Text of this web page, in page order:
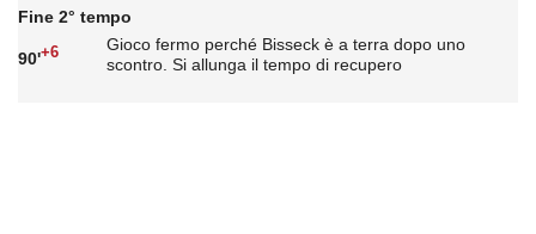
Fine 2° tempo
90'+6
Gioco fermo perché Bisseck è a terra dopo uno
scontro. Si allunga il tempo di recupero